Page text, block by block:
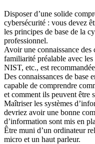
Disposer d’une solide
cybersécurité : vous devez
les principes de base de la
professionnel.
Avoir une connaissance des
familiarité préalable avec
NIST, etc., est
Des connaissances de base
capable de comprendre
et comment ils peuvent être
Maîtriser les systèmes
devriez avoir une bonne
d’information sont mis en
Être muni d’un ordinateur
micro et un haut parleur.